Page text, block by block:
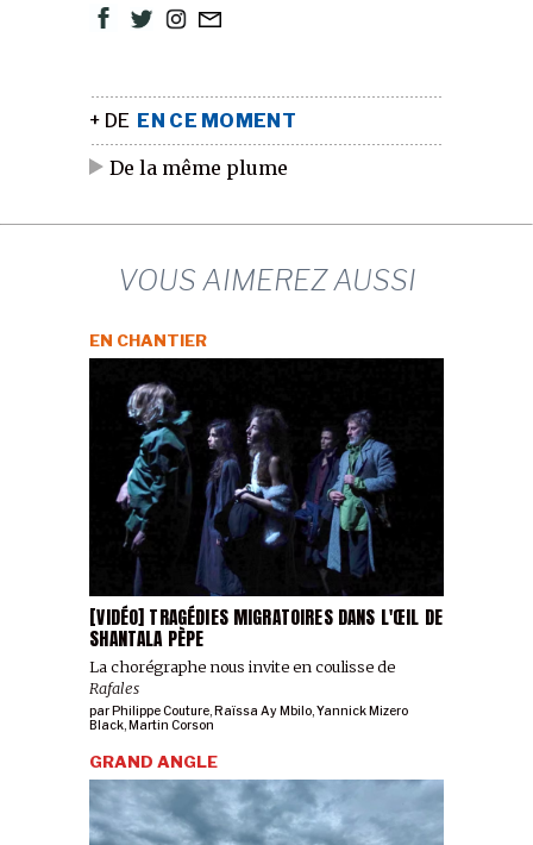
+ DE EN CE MOMENT
De la même plume
VOUS AIMEREZ AUSSI
[VIDÉO] TRAGÉDIES MIGRATOIRES DANS L'ŒIL DE
SHANTALA PÈPE
La chorégraphe nous invite en coulisse de
Rafales
EN CHANTIER
parPhilippe Couture ,Raïssa Ay Mbilo ,Yannick Mizero
Black ,Martin Corson
GRAND ANGLE